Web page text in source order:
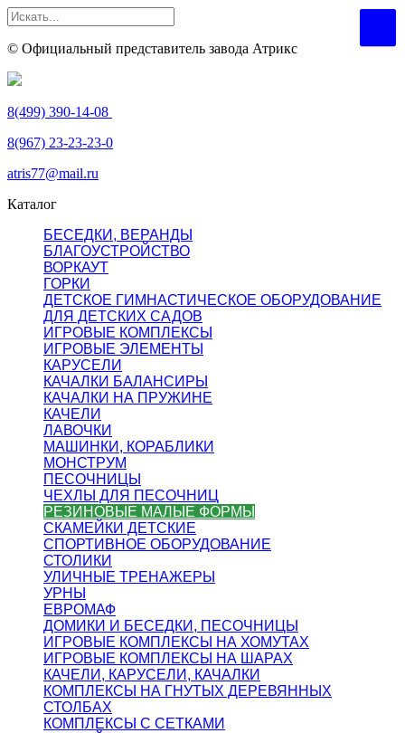
© Официальный представитель завода Атрикс
8(499) 390-14-08
8(967) 23-23-23-0
atris77@mail.ru
Каталог
БЕСЕДКИ, ВЕРАНДЫ
БЛАГОУСТРОЙСТВО
ВОРКАУТ
ГОРКИ
ДЕТСКОЕ ГИМНАСТИЧЕСКОЕ ОБОРУДОВАНИЕ
ДЛЯ ДЕТСКИХ САДОВ
ИГРОВЫЕ КОМПЛЕКСЫ
ИГРОВЫЕ ЭЛЕМЕНТЫ
КАРУСЕЛИ
КАЧАЛКИ БАЛАНСИРЫ
КАЧАЛКИ НА ПРУЖИНЕ
КАЧЕЛИ
ЛАВОЧКИ
МАШИНКИ, КОРАБЛИКИ
МОНСТРУМ
ПЕСОЧНИЦЫ
ЧЕХЛЫ ДЛЯ ПЕСОЧНИЦ
РЕЗИНОВЫЕ МАЛЫЕ ФОРМЫ
СКАМЕЙКИ ДЕТСКИЕ
СПОРТИВНОЕ ОБОРУДОВАНИЕ
СТОЛИКИ
УЛИЧНЫЕ ТРЕНАЖЕРЫ
УРНЫ
ЕВРОМАФ
ДОМИКИ И БЕСЕДКИ, ПЕСОЧНИЦЫ
ИГРОВЫЕ КОМПЛЕКСЫ НА ХОМУТАХ
ИГРОВЫЕ КОМПЛЕКСЫ НА ШАРАХ
КАЧЕЛИ, КАРУСЕЛИ, КАЧАЛКИ
КОМПЛЕКСЫ НА ГНУТЫХ ДЕРЕВЯННЫХ
СТОЛБАХ
КОМПЛЕКСЫ С СЕТКАМИ